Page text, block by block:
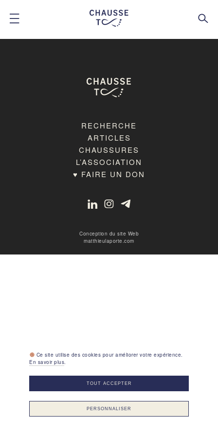
RECHERCHE
ARTICLES
CHAUSSURES
L’ASSOCIATION
♥ FAIRE UN DON
Conception du site Web
matthieulaporte.com
Ce site utilise des cookies pour améliorer votre expérience.
En savoir plus.
TOUT ACCEPTER
PERSONNALISER